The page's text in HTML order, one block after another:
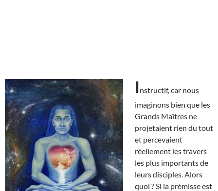
Instructif, car nous
imaginons bien que les
Grands Maîtres ne
projetaient rien du tout
et percevaient
réellement les travers
les plus importants de
leurs disciples. Alors
quoi ? Si la prémisse est